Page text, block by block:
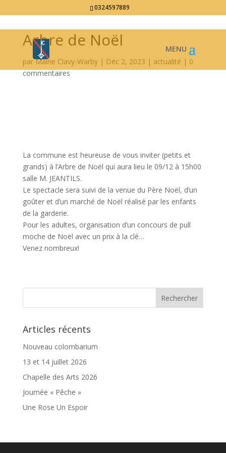
0324597889
Arbre de Noël
parMairie Clavy-Warby| Déc 2, 2023 | actualité | 0
commentaires
La commune est heureuse de vous inviter (petits et
grands) à l’Arbre de Noël qui aura lieu le 09/12 à 15h00
salle M. JEANTILS.
Le spectacle sera suivi de la venue du Père Noël, d’un
goûter et d’un marché de Noël réalisé par les enfants
de la garderie.
Pour les adultes, organisation d’un concours de pull
moche de Noël avec un prix à la clé…
Venez nombreux!
Articles récents
Nouveau colombarium
13 et 14 juillet 2026
Chapelle des Arts 2026
Journée « Pêche »
Une Rose Un Espoir